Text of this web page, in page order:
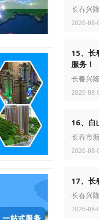
长春兴
2026-08-
15、长
服务！
长春兴
2026-08-
16、白
长春市
2026-08-
17、长
长春兴
2026-08-